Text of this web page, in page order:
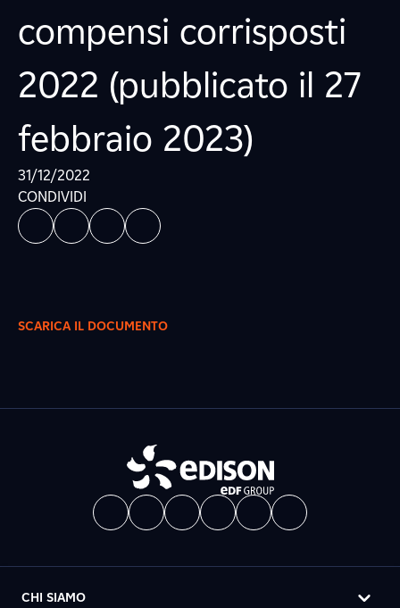
compensi corrisposti
2022 (pubblicato il 27
febbraio 2023)
31/12/2022
CONDIVIDI
SCARICA IL DOCUMENTO
CHI SIAMO